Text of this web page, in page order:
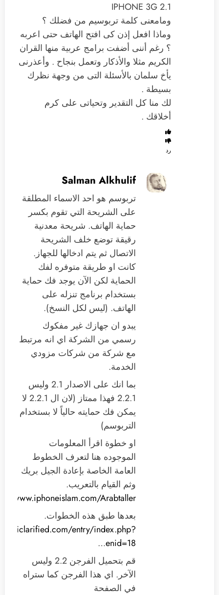
2.1 IPHONE 3G
ومامعنى كلمة تربوسيم من فضلك ؟
وماذا افعل إذن كى افتح الهاتف حتى اعربه
؟ رغم أننى أضفت برامج عربية منها القران
الكريم مثلا والأذكار وتعمل بنجاح . وأعذرنى
يأخ سلمان بالأسئلة التى من وجهة نظرك
بسيطة .
لك منا كل التقدير وتحياتى على كرم
أخلاقك .
رد
Salman Alkhulif
تربوسم هو احد الاسماء المطلقة
على الشريحة التي تقوم بكسر
حماية الهاتف. شريحة معدنية
رقيقة توضع خلف الشريحة
الاتصال ثم يتم ادخالها للجهاز.
كانت او طريقة متوفره لفك
الحماية لكن الآن يوجد فك حماية
بستخدام برنامج تنزله على
الهاتف. (ليس لكل النسخ).
يبدو ان جهازك غير مفكوك
رسمي من الشركة اي انه مرتبط
مع شركة من شركات مزودي
الخدمة.
بما انك على الاصدار 2.1 وليس
2.2.1 فهذا ممتاز (لان ال 2.2.1 لا
يمكن فك حمايته حالياً لا بستخدام
التربوسم)
او خطوة اقرأ المعلومات
الموجوده هنا لتعرف الخطوط
العامة الخاصة بإعادة الجيل بريك
وثم القيام بالتعريب.
www.iphoneislam.com/Arabtaller
بعدها طبق هذه الخطوات.
entry/index.php?
enid=18
…
قم بتحميل الفرجن 2.2 وليس
الآخر. اي هذا الفرجن كما ستراه
في الصفحة